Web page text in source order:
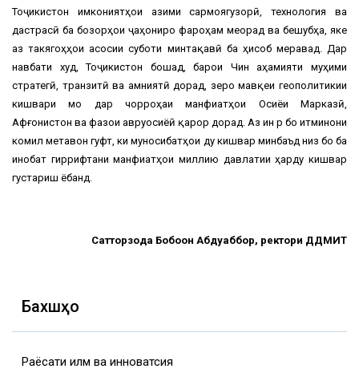
Тоҷикистон имкониятҳои азими сармоягузорӣ, технология ва
дастрасӣ ба бозорҳои ҷаҳониро фароҳам меорад ва бешубҳа, яке
аз такягоҳҳои асосии суботи минтақавӣ ба ҳисоб меравад. Дар
навбати худ, Тоҷикистон бошад, барои Чин аҳамияти муҳими
стратегӣ, транзитӣ ва амниятӣ дорад, зеро мавқеи геополитикии
кишвари мо дар чорроҳаи манфиатҳои Осиёи Марказӣ,
Афғонистон ва фазои авруосиёӣ қарор дорад. Аз ин рӯ бо итминони
комил метавон гуфт, ки муносибатҳои ду кишвар минбаъд низ бо ба
инобат гиррифтани манфиатҳои миллию давлатии ҳарду кишвар
густариш ёбанд.
Сатторзода Бобоҷон Абдуҷаббор, ректори ДДМИТ
Бахшҳо
Раёсати илм ва инноватсия